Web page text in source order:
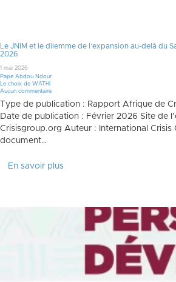
Le JNIM et le dilemme de l’expansion au-delà du
2026
1 mai 2026
Pape Abdou Ndour
Le choix de WATHI
Aucun commentaire
Type de publication : Rapport Afrique de
Date de publication : Février 2026 Site de
Crisisgroup.org Auteur : International Crisis
document…
En savoir plus